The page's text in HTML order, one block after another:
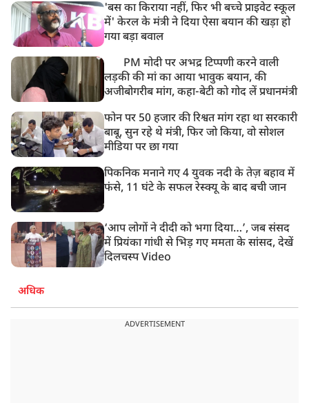
'बस का किराया नहीं, फिर भी बच्चे प्राइवेट स्कूल
में' केरल के मंत्री ने दिया ऐसा बयान की खड़ा हो
गया बड़ा बवाल
PM मोदी पर अभद्र टिप्पणी करने वाली
लड़की की मां का आया भावुक बयान, की
अजीबोगरीब मांग, कहा-बेटी को गोद लें प्रधानमंत्री
फोन पर 50 हजार की रिश्वत मांग रहा था सरकारी
बाबू, सुन रहे थे मंत्री, फिर जो किया, वो सोशल
मीडिया पर छा गया
पिकनिक मनाने गए 4 युवक नदी के तेज़ बहाव में
फंसे, 11 घंटे के सफल रेस्क्यू के बाद बची जान
‘आप लोगों ने दीदी को भगा दिया…’, जब संसद
में प्रियंका गांधी से भिड़ गए ममता के सांसद, देखें
दिलचस्प Video
अधिक
ADVERTISEMENT